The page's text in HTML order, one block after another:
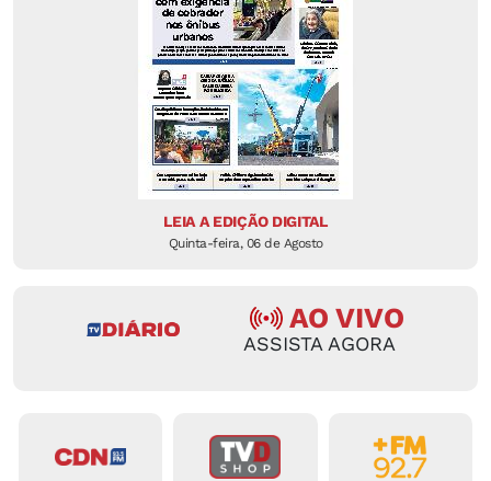
LEIA A EDIÇÃO DIGITAL
Quinta-feira, 06 de Agosto
AO VIVO
ASSISTA AGORA